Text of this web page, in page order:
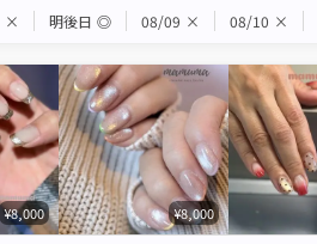
× 明後日 ◎ 08/09 × 08/10 ×
¥8,000 ¥8,000